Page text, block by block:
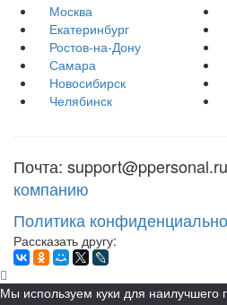
Москва
Екатеринбург
Ростов-на-Дону
Самара
Новосибирск
Челябинск
Почта:
компанию
Политика
Рассказать другу:
Мы используем куки для наилучшего